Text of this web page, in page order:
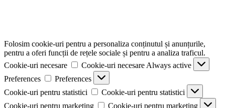
Folosim cookie-uri pentru a personaliza conținutul și anunțurile,
pentru a oferi funcții de rețele sociale și pentru a analiza traficul.
Cookie-uri necesare
Cookie-uri necesare Always active
Preferences
Preferences
Cookie-uri pentru statistici
Cookie-uri pentru statistici
Cookie-uri pentru marketing
Cookie-uri pentru marketing